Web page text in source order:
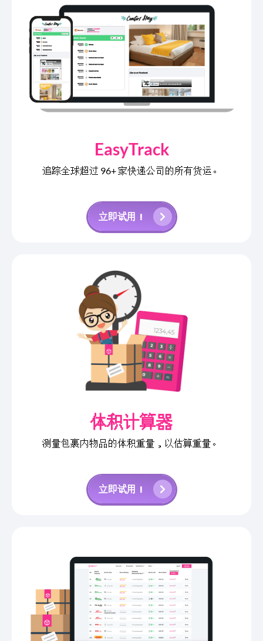
EasyTrack
追踪全球超过 96+ 家快递公司的所有货运。
立即试用！
体积计算器
测量包裹内物品的体积重量，以估算重量。
立即试用！